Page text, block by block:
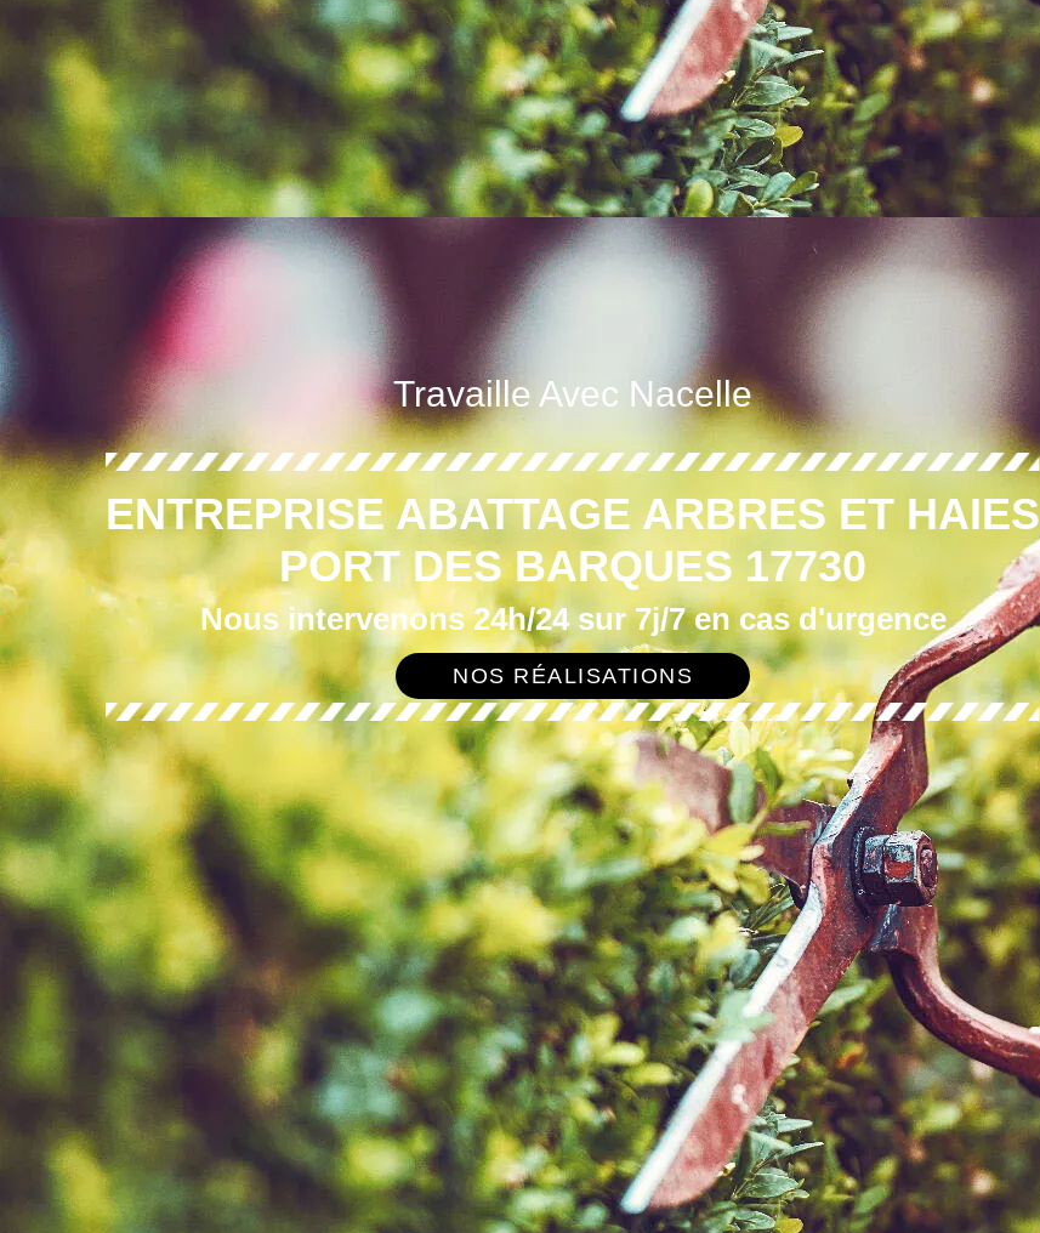
Travaille Avec Nacelle
ENTREPRISE ABATTAGE ARBRES ET HAIES
PORT DES BARQUES 17730
Nous intervenons 24h/24 sur 7j/7 en cas d'urgence
NOS RÉALISATIONS